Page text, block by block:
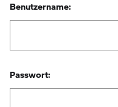
Benutzername:
Passwort: